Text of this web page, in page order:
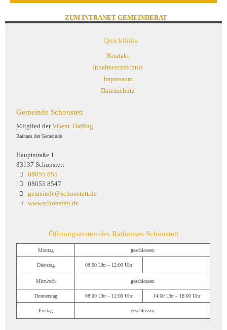
ZUM INTRANET GEMEINDERAT
Quicklinks
Kontakt
Inhaltsverzeichnis
Impressum
Datenschutz
Gemeinde Schonstett
Mitglied derVGem. Halfing
Rathaus der Gemeinde
Hauptstraße 1
83137 Schonstett
08055 655
08055 8547
gemeinde@schonstett.de
www.schonstett.de
Öffnungszeiten des Rathauses Schonstett
Montag geschlossen
Dienstag 08:00 Uhr – 12:00 Uhr
Mittwoch geschlossen
Donnerstag 08:00 Uhr – 12:00 Uhr 14:00 Uhr – 18:00 Uhr
Freitag geschlossen